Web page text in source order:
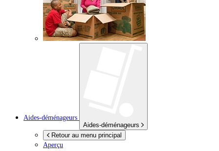
Aides-déménageurs
Aides-déménageurs
Retour au menu principal
Aperçu